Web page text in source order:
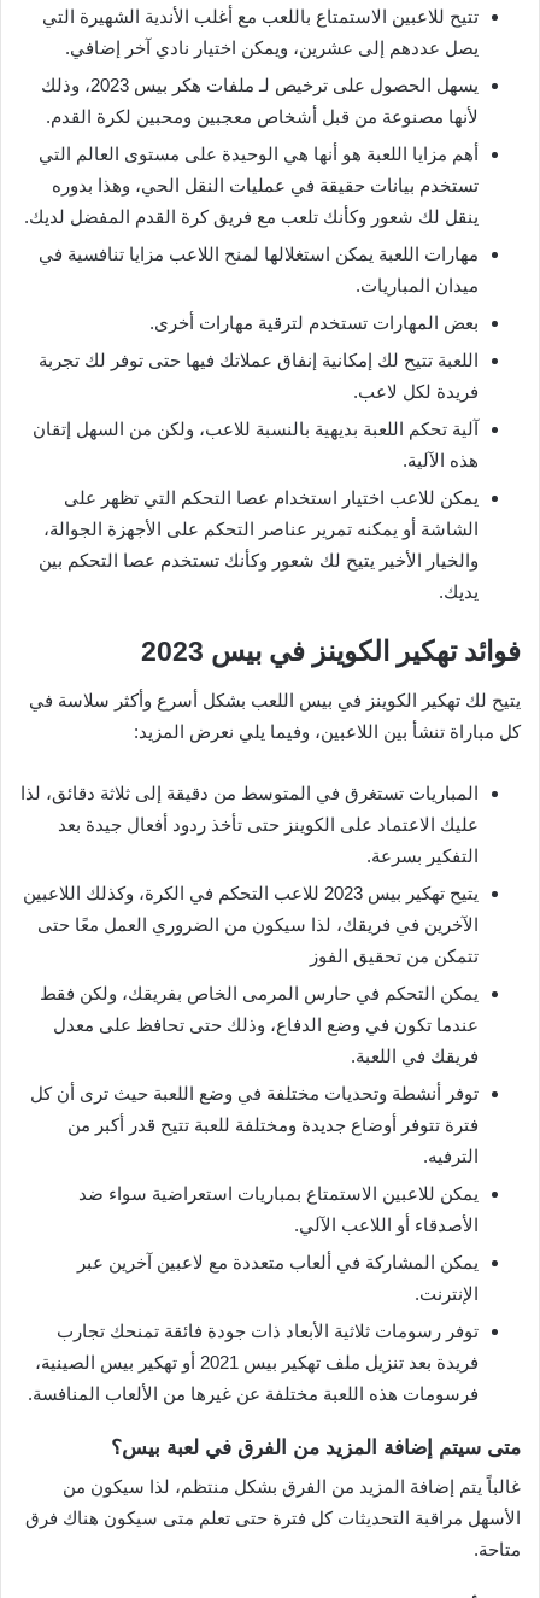
تتيح للاعبين الاستمتاع باللعب مع أغلب الأندية الشهيرة التي
يصل عددهم إلى عشرين، ويمكن اختيار نادي آخر إضافي.
يسهل الحصول على ترخيص لـ ملفات هكر بيس 2023، وذلك
لأنها مصنوعة من قبل أشخاص معجبين ومحبين لكرة القدم.
أهم مزايا اللعبة هو أنها هي الوحيدة على مستوى العالم التي
تستخدم بيانات حقيقة في عمليات النقل الحي، وهذا بدوره
ينقل لك شعور وكأنك تلعب مع فريق كرة القدم المفضل لديك.
مهارات اللعبة يمكن استغلالها لمنح اللاعب مزايا تنافسية في
ميدان المباريات.
بعض المهارات تستخدم لترقية مهارات أخرى.
اللعبة تتيح لك إمكانية إنفاق عملاتك فيها حتى توفر لك تجربة
فريدة لكل لاعب.
آلية تحكم اللعبة بديهية بالنسبة للاعب، ولكن من السهل إتقان
هذه الآلية.
يمكن للاعب اختيار استخدام عصا التحكم التي تظهر على
الشاشة أو يمكنه تمرير عناصر التحكم على الأجهزة الجوالة،
والخيار الأخير يتيح لك شعور وكأنك تستخدم عصا التحكم بين
يديك.
فوائد تهكير الكوينز في بيس 2023
يتيح لك تهكير الكوينز في بيس اللعب بشكل أسرع وأكثر سلاسة في
كل مباراة تنشأ بين اللاعبين، وفيما يلي نعرض المزيد:
المباريات تستغرق في المتوسط من دقيقة إلى ثلاثة دقائق، لذا
عليك الاعتماد على الكوينز حتى تأخذ ردود أفعال جيدة بعد
التفكير بسرعة.
يتيح تهكير بيس 2023 للاعب التحكم في الكرة، وكذلك اللاعبين
الآخرين في فريقك، لذا سيكون من الضروري العمل معًا حتى
تتمكن من تحقيق الفوز
يمكن التحكم في حارس المرمى الخاص بفريقك، ولكن فقط
عندما تكون في وضع الدفاع، وذلك حتى تحافظ على معدل
فريقك في اللعبة.
توفر أنشطة وتحديات مختلفة في وضع اللعبة حيث ترى أن كل
فترة تتوفر أوضاع جديدة ومختلفة للعبة تتيح قدر أكبر من
الترفيه.
يمكن للاعبين الاستمتاع بمباريات استعراضية سواء ضد
الأصدقاء أو اللاعب الآلي.
يمكن المشاركة في ألعاب متعددة مع لاعبين آخرين عبر
الإنترنت.
توفر رسومات ثلاثية الأبعاد ذات جودة فائقة تمنحك تجارب
فريدة بعد تنزيل ملف تهكير بيس 2021 أو تهكير بيس الصينية،
فرسومات هذه اللعبة مختلفة عن غيرها من الألعاب المنافسة.
متى سيتم إضافة المزيد من الفرق في لعبة بيس؟
غالباً يتم إضافة المزيد من الفرق بشكل منتظم، لذا سيكون من
الأسهل مراقبة التحديثات كل فترة حتى تعلم متى سيكون هناك فرق
متاحة.